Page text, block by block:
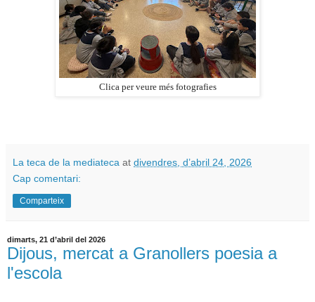
Clica per veure més fotografies
La teca de la mediateca at divendres, d’abril 24, 2026
Cap comentari:
Comparteix
dimarts, 21 d’abril del 2026
Dijous, mercat a Granollers poesia a
l'escola